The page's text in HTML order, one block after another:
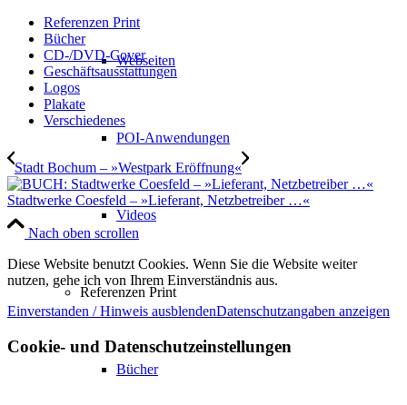
Webseiten
POI-Anwendungen
Videos
Referenzen Print
Bücher
Referenzen Print
Bücher
CD-/DVD-Cover
Geschäftsausstattungen
Logos
Plakate
Verschiedenes
Stadt Bochum – »Westpark Eröffnung«
Stadtwerke Coesfeld – »Lieferant, Netzbetreiber …«
Nach oben scrollen
Diese Website benutzt Cookies. Wenn Sie die Website weiter
nutzen, gehe ich von Ihrem Einverständnis aus.
Einverstanden / Hinweis ausblendenDatenschutzangaben anzeigen
Cookie- und Datenschutzeinstellungen